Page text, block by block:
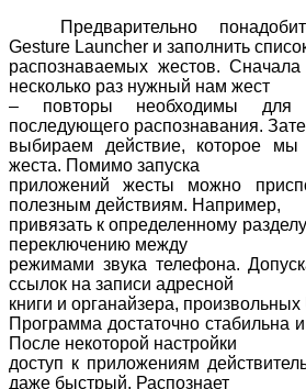
Предварительно
Gesture Launcher и заполнить
распознаваемых жестов.
несколько раз нужный нам жест
– повторы необходимы для
последующего распознавания.
выбираем действие, которое мы
жеста. Помимо запуска
приложений жесты можно
полезным действиям. Например,
привязать к определенному
переключению между
режимами звука телефона.
ссылок на записи адресной
книги и органайзера, произвольных
Программа достаточно стабильна
После некоторой настройки
доступ к приложениям
даже быстрый. Распознает